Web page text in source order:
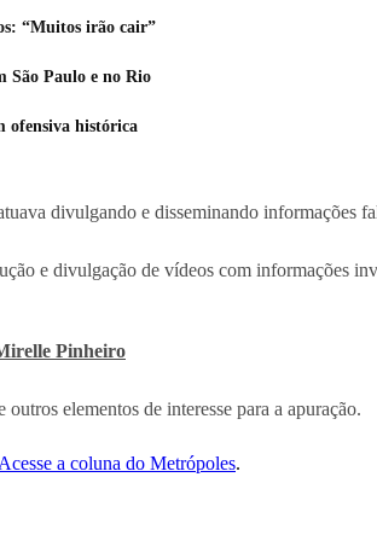
“Muitos irão cair”
São Paulo e no Rio
ofensiva histórica
divulgando e disseminando informações
e divulgação de vídeos com informações
Pinheiro
elementos de interesse para a apuração.
Acesse a coluna do Metrópoles.